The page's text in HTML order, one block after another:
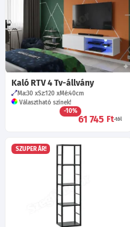
Kaló RTV 4 Tv-állvány
Ma:30 Sz:120 Mé:40cm
Választható színek!
-10%
61 745 Ft-tól
SZUPER ÁR!